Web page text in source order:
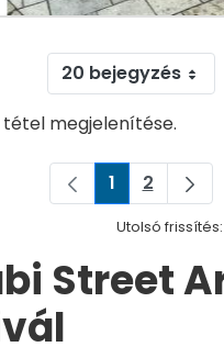
20 bejegyzés
tétel megjelenítése.
Oldal
1 Oldal
2
Utolsó
Street